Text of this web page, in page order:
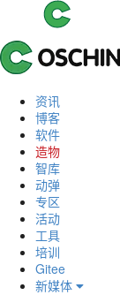
资讯
博客
软件
造物
智库
动弹
专区
活动
工具
培训
Gitee
新媒体